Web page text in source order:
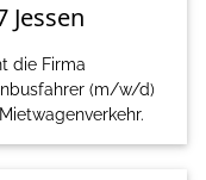
die Firma
(m/w/d)